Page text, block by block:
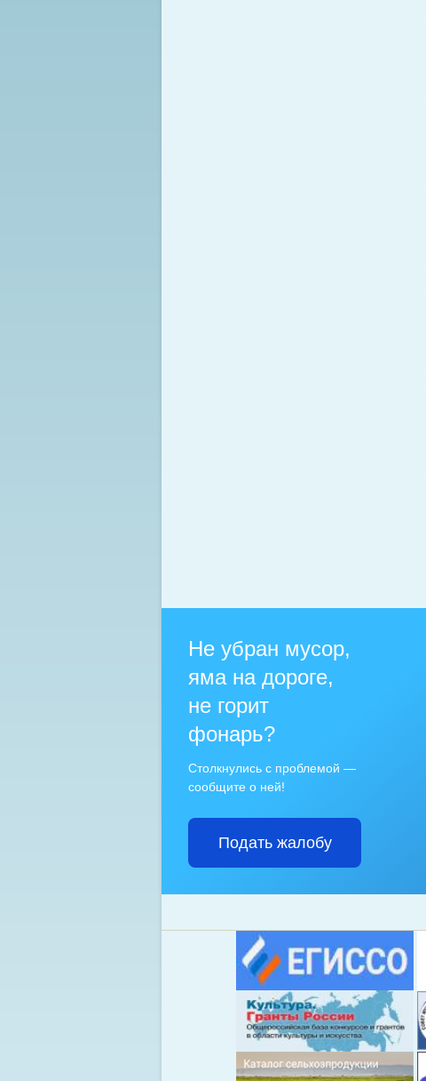
Не убран мусор,
яма на дороге,
не горит
фонарь?
Столкнулись с проблемой —
сообщите о ней!
Подать жалобу